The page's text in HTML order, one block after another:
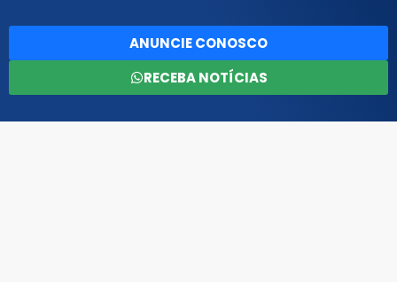
ANUNCIE CONOSCO
RECEBA NOTÍCIAS